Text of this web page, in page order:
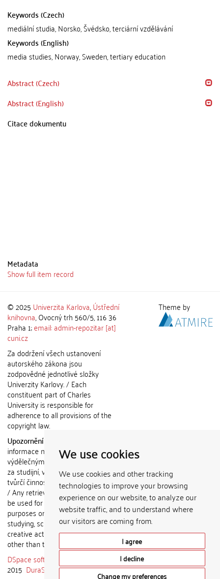
We use cookies
We use cookies and other tracking
technologies to improve your browsing
experience on our website, to analyze our
website traffic, and to understand where
our visitors are coming from.
I agree
I decline
Change my preferences
Keywords (Czech)
mediální studia, Norsko, Švédsko, terciární vzdělávání
Keywords (English)
media studies, Norway, Sweden, tertiary education
Abstract (Czech)
Abstract (English)
Citace dokumentu
Metadata
Show full item record
© 2025 Univerzita Karlova,Ústřední
knihovna, Ovocný trh 560/5, 116 36
Praha 1;email: admin-repozitar [at]
cuni.cz
Za dodržení všech ustanovení
autorského zákona jsou
zodpovědné jednotlivé složky
Univerzity Karlovy. / Each
constituent part of Charles
University is responsible for
adherence to all provisions of the
copyright law.
Upozornění / Notice:
informace nemohou být použity k
výdělečným účelům nebo vydávány
za studijní, vědeckou nebo jinou
tvůrčí činnost jiné osoby než autora.
/ Any retrieved information shall not
be used for any commercial
purposes or claimed as results of
studying, scientific or any other
creative activities of any person
other than the author.
DSpace software
2015 DuraSpace
Theme by